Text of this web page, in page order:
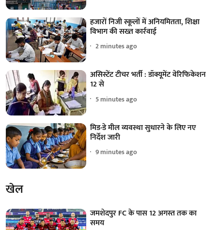
हजारों निजी स्कूलों में अनियमितता, शिक्षा
विभाग की सख्त कार्रवाई
2 minutes ago
असिस्टेंट टीचर भर्ती : डॉक्यूमेंट वेरिफिकेशन
12 से
5 minutes ago
मिड-डे मील व्यवस्था सुधारने के लिए नए
निर्देश जारी
9 minutes ago
खेल
जमशेदपुर FC के पास 12 अगस्त तक का
समय